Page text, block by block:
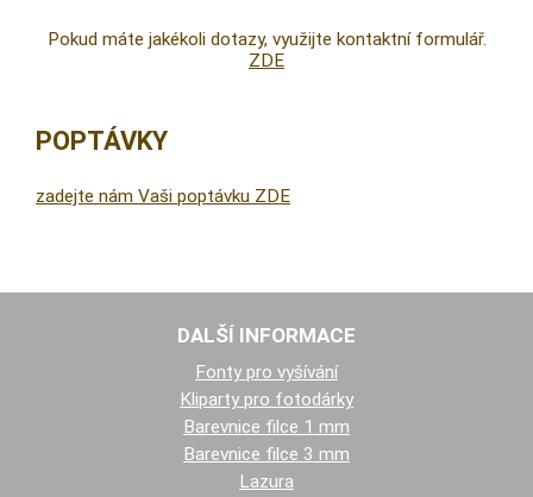
Pokud máte jakékoli dotazy, využijte kontaktní formulář.
ZDE
POPTÁVKY
zadejte nám Vaši poptávku ZDE
DALŠÍ INFORMACE
Fonty pro vyšívání
Kliparty pro fotodárky
Barevnice filce 1 mm
Barevnice filce 3 mm
Lazura